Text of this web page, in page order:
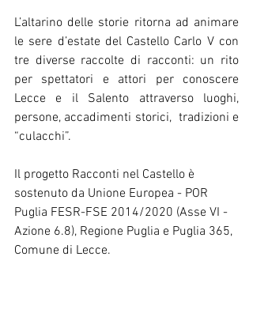
L’altarino delle storie ritorna ad animare
le sere d’estate del Castello Carlo V con
tre diverse raccolte di racconti: un rito
per spettatori e attori per conoscere
Lecce e il Salento attraverso luoghi,
persone, accadimenti storici,  tradizioni e
“culacchi”.
Il progetto Racconti nel Castello è
sostenuto da Unione Europea - POR
Puglia FESR-FSE 2014/2020 (Asse VI -
Azione 6.8), Regione Puglia e Puglia 365,
Comune di Lecce.